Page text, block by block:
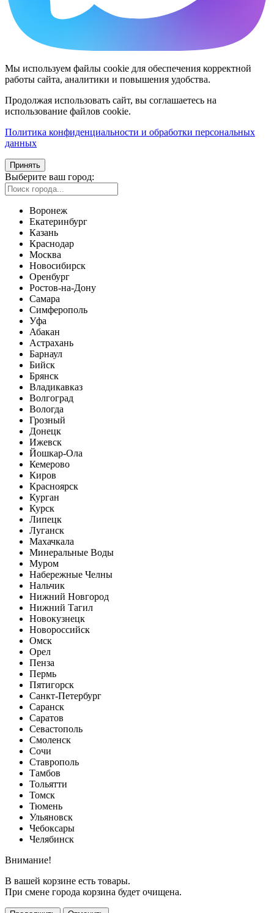
Мы используем файлы cookie для обеспечения корректной
работы сайта, аналитики и повышения удобства.
Продолжая использовать сайт, вы соглашаетесь на
использование файлов cookie.
Политика конфиденциальности и обработки персональных
данных
Принять
Выберите ваш город:
Воронеж
Екатеринбург
Казань
Краснодар
Москва
Новосибирск
Оренбург
Ростов-на-Дону
Самара
Симферополь
Уфа
Абакан
Астрахань
Барнаул
Бийск
Брянск
Владикавказ
Волгоград
Вологда
Грозный
Донецк
Ижевск
Йошкар-Ола
Кемерово
Киров
Красноярск
Курган
Курск
Липецк
Луганск
Махачкала
Минеральные Воды
Муром
Набережные Челны
Нальчик
Нижний Новгород
Нижний Тагил
Новокузнецк
Новороссийск
Омск
Орел
Пенза
Пермь
Пятигорск
Санкт-Петербург
Саранск
Саратов
Севастополь
Смоленск
Сочи
Ставрополь
Тамбов
Тольятти
Томск
Тюмень
Ульяновск
Чебоксары
Челябинск
Внимание!
В вашей корзине есть товары.
При смене города корзина будет очищена.